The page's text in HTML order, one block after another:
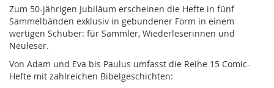
Zum 50-jährigen Jubiläum erscheinen die Hefte in fünf
Sammelbänden exklusiv in gebundener Form in einem
wertigen Schuber: für Sammler, Wiederleserinnen und
Neuleser.
Von Adam und Eva bis Paulus umfasst die Reihe 15 Comic-
Hefte mit zahlreichen Bibelgeschichten: